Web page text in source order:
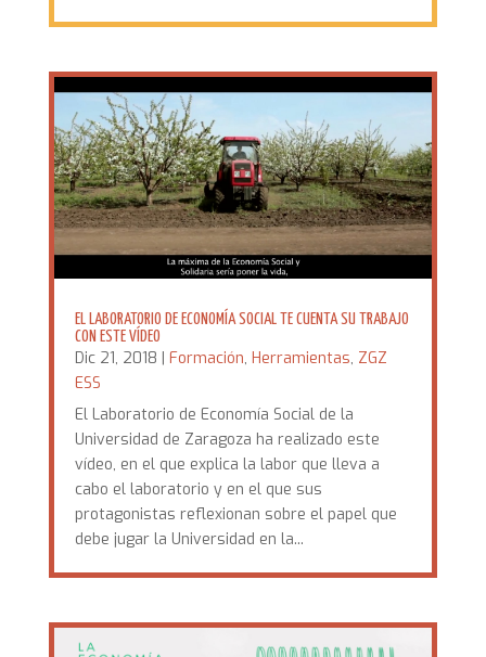
EL LABORATORIO DE ECONOMÍA SOCIAL TE CUENTA SU TRABAJO
CON ESTE VÍDEO
Dic 21, 2018 | Formación, Herramientas, ZGZ
ESS
El Laboratorio de Economía Social de la
Universidad de Zaragoza ha realizado este
vídeo, en el que explica la labor que lleva a
cabo el laboratorio y en el que sus
protagonistas reflexionan sobre el papel que
debe jugar la Universidad en la...